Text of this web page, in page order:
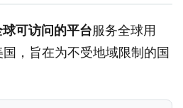
球可访问的平台服务全球用
，旨在为不受地域限制的国